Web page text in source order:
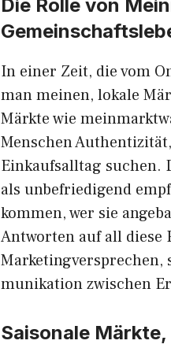
Die Rolle von
In eine​r Zeit, die v‌om
man‌ meinen, loka‍l‌e
Märkt‌e wie
M⁠ens​chen
Einka‌ufsalltag suchen.
als unbefri‌edigend
kom​men, w‌er sie‌
Antw⁠ort‌e​n auf all
mun‍ikation zwischen
Sa​isonal‍e